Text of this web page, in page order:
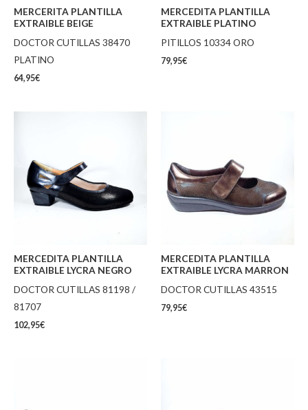
MERCERITA PLANTILLA
EXTRAIBLE BEIGE
DOCTOR CUTILLAS 38470
PLATINO
64,95€
MERCEDITA PLANTILLA
EXTRAIBLE PLATINO
PITILLOS 10334 ORO
79,95€
MERCEDITA PLANTILLA
EXTRAIBLE LYCRA NEGRO
DOCTOR CUTILLAS 81198 /
81707
102,95€
MERCEDITA PLANTILLA
EXTRAIBLE LYCRA MARRON
DOCTOR CUTILLAS 43515
79,95€